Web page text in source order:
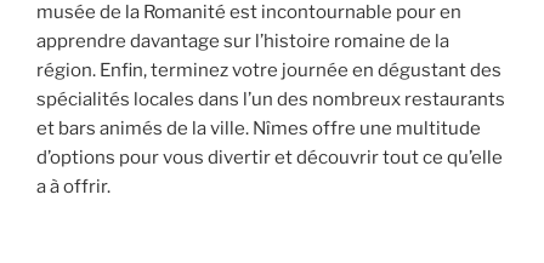
musée de la Romanité est incontournable pour en
apprendre davantage sur l’histoire romaine de la
région. Enfin, terminez votre journée en dégustant des
spécialités locales dans l’un des nombreux restaurants
et bars animés de la ville. Nîmes offre une multitude
d’options pour vous divertir et découvrir tout ce qu’elle
a à offrir.